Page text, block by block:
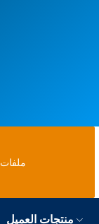
ملفات
منتجات العميل